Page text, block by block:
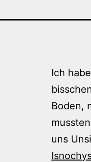
Ich
Boden,
uns